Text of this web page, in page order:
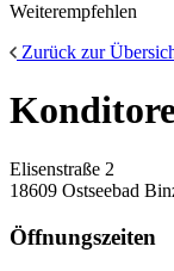
Weiterempfehlen
Zurück zur
Elisenstraße 2
18609 Ostseebad
Öffnungszeiten